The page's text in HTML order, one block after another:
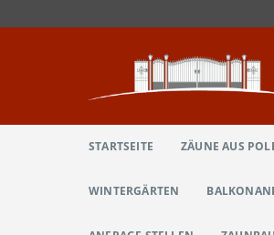
STARTSEITE ZÄUNE AUS
WINTERGÄRTEN